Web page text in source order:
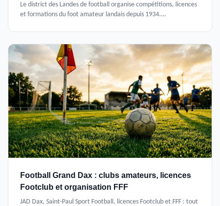
Le district des Landes de football organise compétitions, licences
et formations du foot amateur landais depuis 1934.
Football Grand Dax : clubs amateurs, licences
Footclub et organisation FFF
JAD Dax, Saint-Paul Sport Football, licences Footclub et FFF : tout